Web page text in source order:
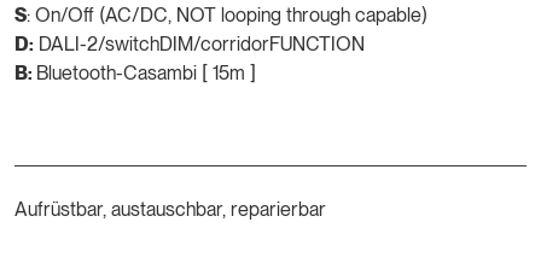
S: On/Off (AC/DC, NOT looping through capable)
D: DALI-2/switchDIM/corridorFUNCTION
B: Bluetooth-Casambi [ 15m ]
Aufrüstbar, austauschbar, reparierbar